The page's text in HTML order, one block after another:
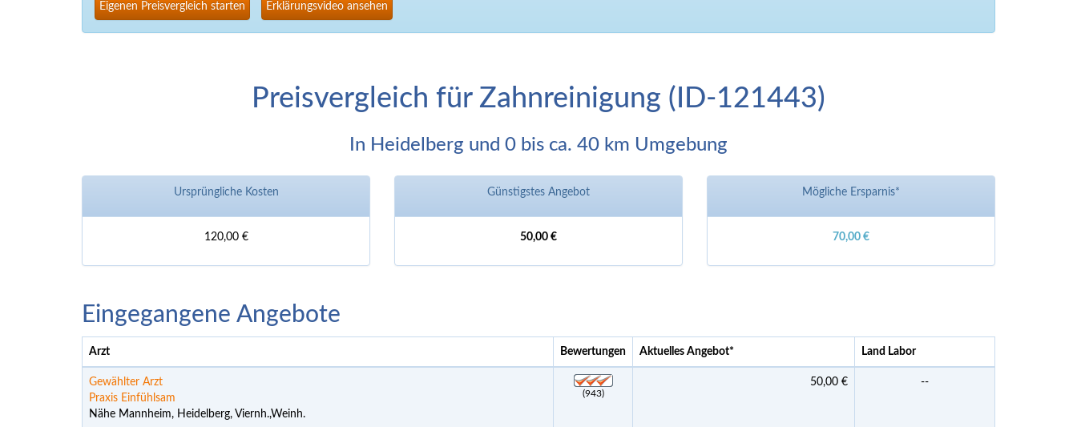
Eigenen Preisvergleich starten Erklärungsvideo ansehen
Preisvergleich für Zahnreinigung (ID-121443)
In Heidelberg und 0 bis ca. 40 km Umgebung
Ursprüngliche Kosten
120,00 €
Günstigstes Angebot
50,00 €
Mögliche Ersparnis*
70,00 €
Eingegangene Angebote
Arzt Bewertungen Aktuelles Angebot* Land Labor
Gewählter Arzt
Praxis Einfühlsam
Nähe Mannheim, Heidelberg, Viernh.,Weinh.
(943)
50,00 € --